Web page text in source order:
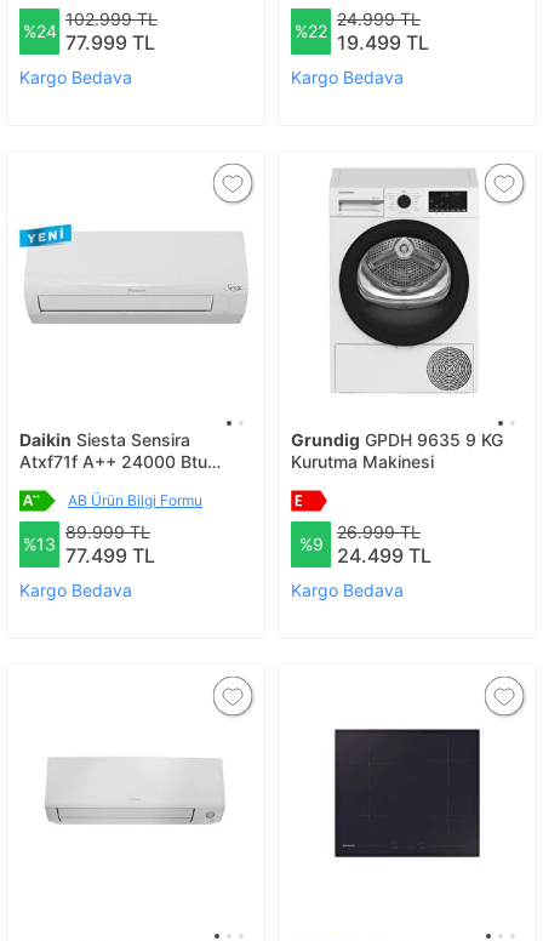
%24
102.999 TL
77.999 TL
Kargo Bedava
%22
24.999 TL
19.499 TL
Kargo Bedava
Daikin Siesta Sensira
Atxf71f A++ 24000 Btu
Montaj Dahil Yeni Seri
AB Ürün Bilgi Formu
%13
89.999 TL
77.499 TL
Kargo Bedava
Grundig GPDH 9635 9 KG
Kurutma Makinesi
%9
26.999 TL
24.499 TL
Kargo Bedava